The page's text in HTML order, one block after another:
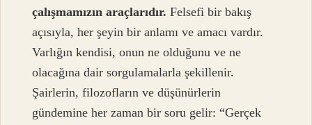
çalışmamızın araçlarıdır. Felsefi bir bakış
açısıyla, her şeyin bir anlamı ve amacı vardır.
Varlığın kendisi, onun ne olduğunu ve ne
olacağına dair sorgulamalarla şekillenir.
Şairlerin, filozofların ve düşünürlerin
gündemine her zaman bir soru gelir: “Gerçek